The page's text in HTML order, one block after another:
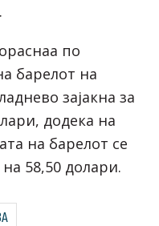
по
барелот на
зајакна за
додека на
на барелот се
58,50 долари.